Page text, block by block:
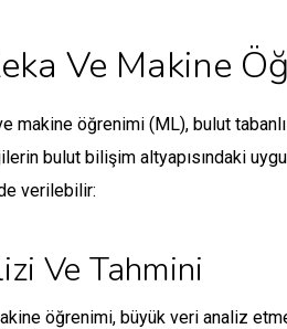
Ve Makine
makine öğrenimi (ML), bulut
bulut bilişim altyapısındaki
verilebilir:
Ve Tahmini
öğrenimi, büyük veri analiz